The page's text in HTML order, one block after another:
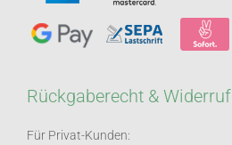
Rückgaberecht & Widerruf
Für Privat-Kunden: